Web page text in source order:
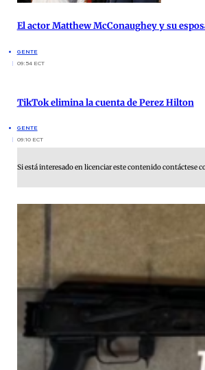
El actor Matthew McConaughey y su
GENTE
09:54 ECT
TikTok elimina la cuenta de Perez Hilton
GENTE
09:10 ECT
Si está interesado en licenciar este contenido contáctese